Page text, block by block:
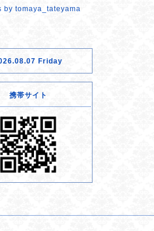
by tomaya_tateyama
Friday
携帯サイト